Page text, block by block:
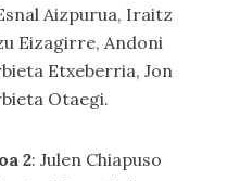
Aizpurua, Iraitz
Eizagirre, Andoni
Etxeberria, Jon
Otaegi.
2: Julen Chiapuso